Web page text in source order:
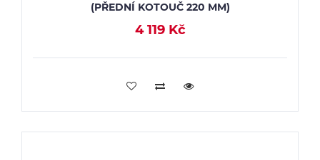
(PŘEDNÍ KOTOUČ 220 MM)
4 119 Kč
PŘIDAT DO KOŠÍKU